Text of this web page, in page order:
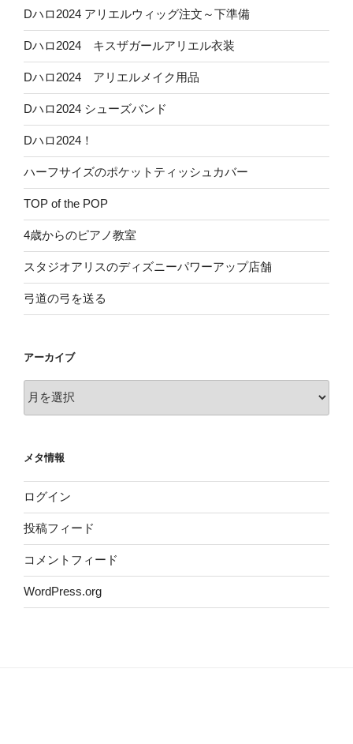
Dハロ2024 アリエルウィッグ注文～下準備
Dハロ2024 キスザガールアリエル衣装
Dハロ2024 アリエルメイク用品
Dハロ2024 シューズバンド
Dハロ2024！
ハーフサイズのポケットティッシュカバー
TOP of the POP
4歳からのピアノ教室
スタジオアリスのディズニーパワーアップ店舗
弓道の弓を送る
アーカイブ
ア
ブ
メタ情報
ログイン
投稿フィード
コメントフィード
WordPress.org